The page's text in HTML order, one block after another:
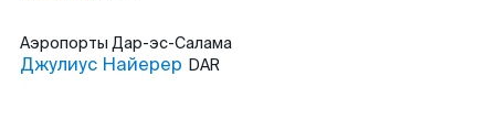
Аэропорты Дар-эс-Салама
Джулиус Найерер DAR